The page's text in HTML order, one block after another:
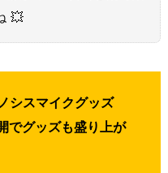
💥
シスマイクグッズ
でグッズも盛り上が